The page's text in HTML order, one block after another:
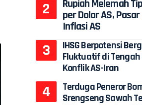
Rupiah Melemah
per Dolar AS,
Inflasi AS
IHSG Berpotensi
Fluktuatif di
Konflik AS-Iran
Terduga Peneror
Srengseng Sawah